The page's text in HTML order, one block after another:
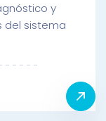
y
del sistema